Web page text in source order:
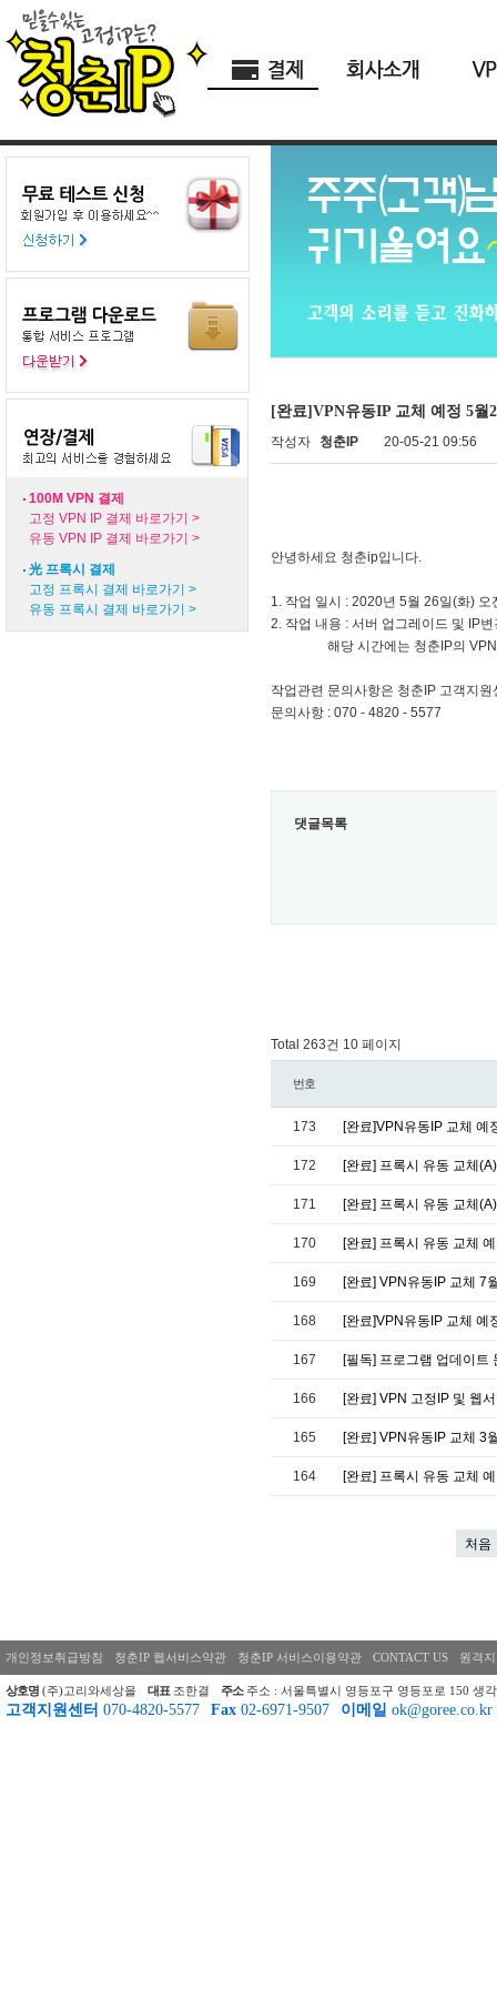
100M VPN 결제
고정 VPN IP 결제 바로가기 >
유동 VPN IP 결제 바로가기 >
光 프록시 결제
고정 프록시 결제 바로가기 >
유동 프록시 결제 바로가기 >
[완료]VPN유동IP 교체 예정 5월
작성자 청춘IP 20-05-21 09:56
안녕하세요 청춘ip입니다.
1. 작업 일시 : 2020년 5월 26일(화)
2. 작업 내용 : 서버 업그레이드 및 IP변
해당 시간에는 청춘IP의 VPN 유
작업관련 문의사항은 청춘IP 고객지
문의사항 : 070 - 4820 - 5577
댓글목록
Total 263건 10 페이지
번호
173 [완료]VPN유동IP 교체 예
172 [완료] 프록시 유동 교체
171 [완료] 프록시 유동 교체
170 [완료] 프록시 유동 교체
169 [완료] VPN유동IP 교체 7
168 [완료]VPN유동IP 교체 예
167 [필독] 프로그램 업데이트
166 [완료] VPN 고정IP 및 웹
165 [완료] VPN유동IP 교체 3
164 [완료] 프록시 유동 교체
처음
개인정보취급방침 청춘IP 웹서비스약관 청춘IP 서비스이용약관 CONTACT US 원격
상호명 (주)고리와세상을 대표 조한결 주소 주소 : 서울특별시 영등포구 영등포로 150 생
고객지원센터 070-4820-5577 Fax 02-6971-9507 이메일 ok@goree.co.kr